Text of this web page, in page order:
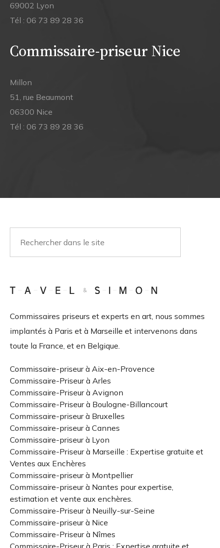
69002 Lyon
Tél : 06 73 89 28 36
Commissaire-priseur Nice
Millon
51, rue Beaumont
06300 Nice
Tél : 06 73 89 28 36
Commissaires priseurs et experts en art, nous sommes
implantés à Paris et à Marseille et intervenons dans
toute la France, et en Belgique.
Commissaire-priseur à Aix-en-Provence
Commissaire-Priseur à Arles
Commissaire-Priseur à Avignon
Commissaire-Priseur à Boulogne-Billancourt
Commissaire-priseur à Bruxelles
Commissaire-priseur à Cannes
Commissaire-priseur à Lyon
Commissaire-Priseur à Marseille : Expertise gratuite et
Ventes aux Enchères
Commissaire-priseur à Montpellier
Commissaire-priseur à Nantes pour expertise,
estimation et vente aux enchères.
Commissaire-Priseur à Neuilly-sur-Seine
Commissaire-priseur à Nice
Commissaire-Priseur à Nîmes
Commissaire-Priseur à Paris : Expertise gratuite et